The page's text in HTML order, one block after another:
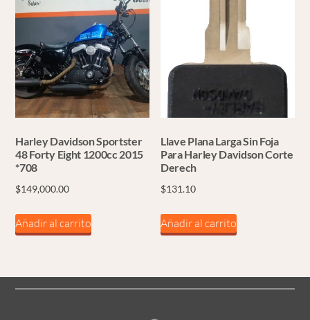
Harley Davidson Sportster
48 Forty Eight 1200cc 2015
*708
$149,000.00
Añadir al carrito
Llave Plana Larga Sin Foja
Para Harley Davidson Corte
Derech
$131.10
Añadir al carrito